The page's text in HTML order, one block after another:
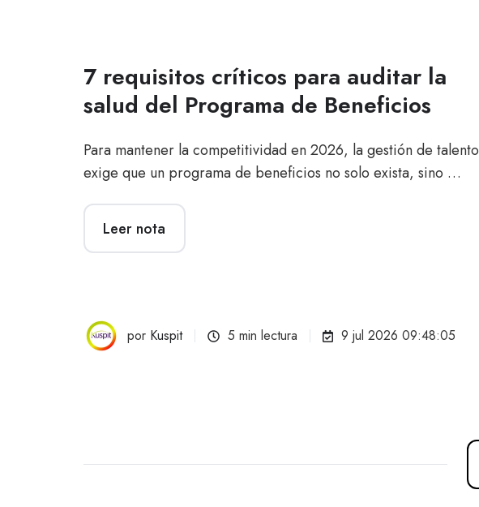
7 requisitos críticos para auditar la
salud del Programa de Beneficios
Para mantener la competitividad en 2026, la gestión de talento
exige que un programa de beneficios no solo exista, sino …
Leer nota
por Kuspit 5 min lectura 9 jul 2026 09:48:05